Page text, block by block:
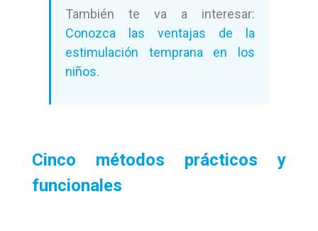
También te va a interesar:
Conozca las ventajas de la
estimulación temprana en los
niños.
Cinco métodos prácticos y
funcionales